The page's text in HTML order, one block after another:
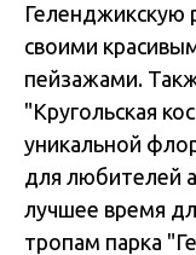
Геленджикскую
своими
пейзажами.
"Кругольская
уникальной
для любителей
лучшее время
тропам парка